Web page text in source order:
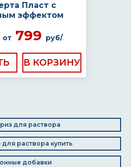
Пласт с
эффектом
от 799 руб/
для раствора
раствора купить
добавки